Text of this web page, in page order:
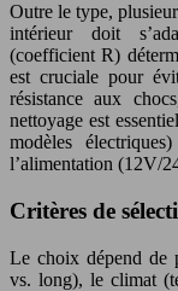
Outre le type,
intérieur doit
(coefficient R)
est cruciale pour
résistance aux
nettoyage est
modèles
l’alimentation (12V/
Critères de
Le choix dépend de
vs. long), le climat